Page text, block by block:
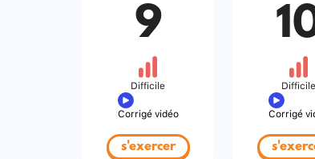
9
Difficile
Corrigé vidéo
s'exercer
Difficile
Corrigé